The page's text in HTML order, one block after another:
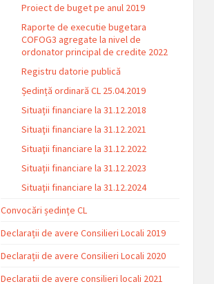
Proiect de buget pe anul 2019
Raporte de executie bugetara
COFOG3 agregate la nivel de
ordonator principal de credite 2022
Registru datorie publică
Ședință ordinară CL 25.04.2019
Situații financiare la 31.12.2018
Situaţii financiare la 31.12.2021
Situaţii financiare la 31.12.2022
Situații financiare la 31.12.2023
Situaţii financiare la 31.12.2024
Convocări ședințe CL
Declarații de avere Consilieri Locali 2019
Declarații de avere Consilieri Locali 2020
Declaratii de avere consilieri locali 2021